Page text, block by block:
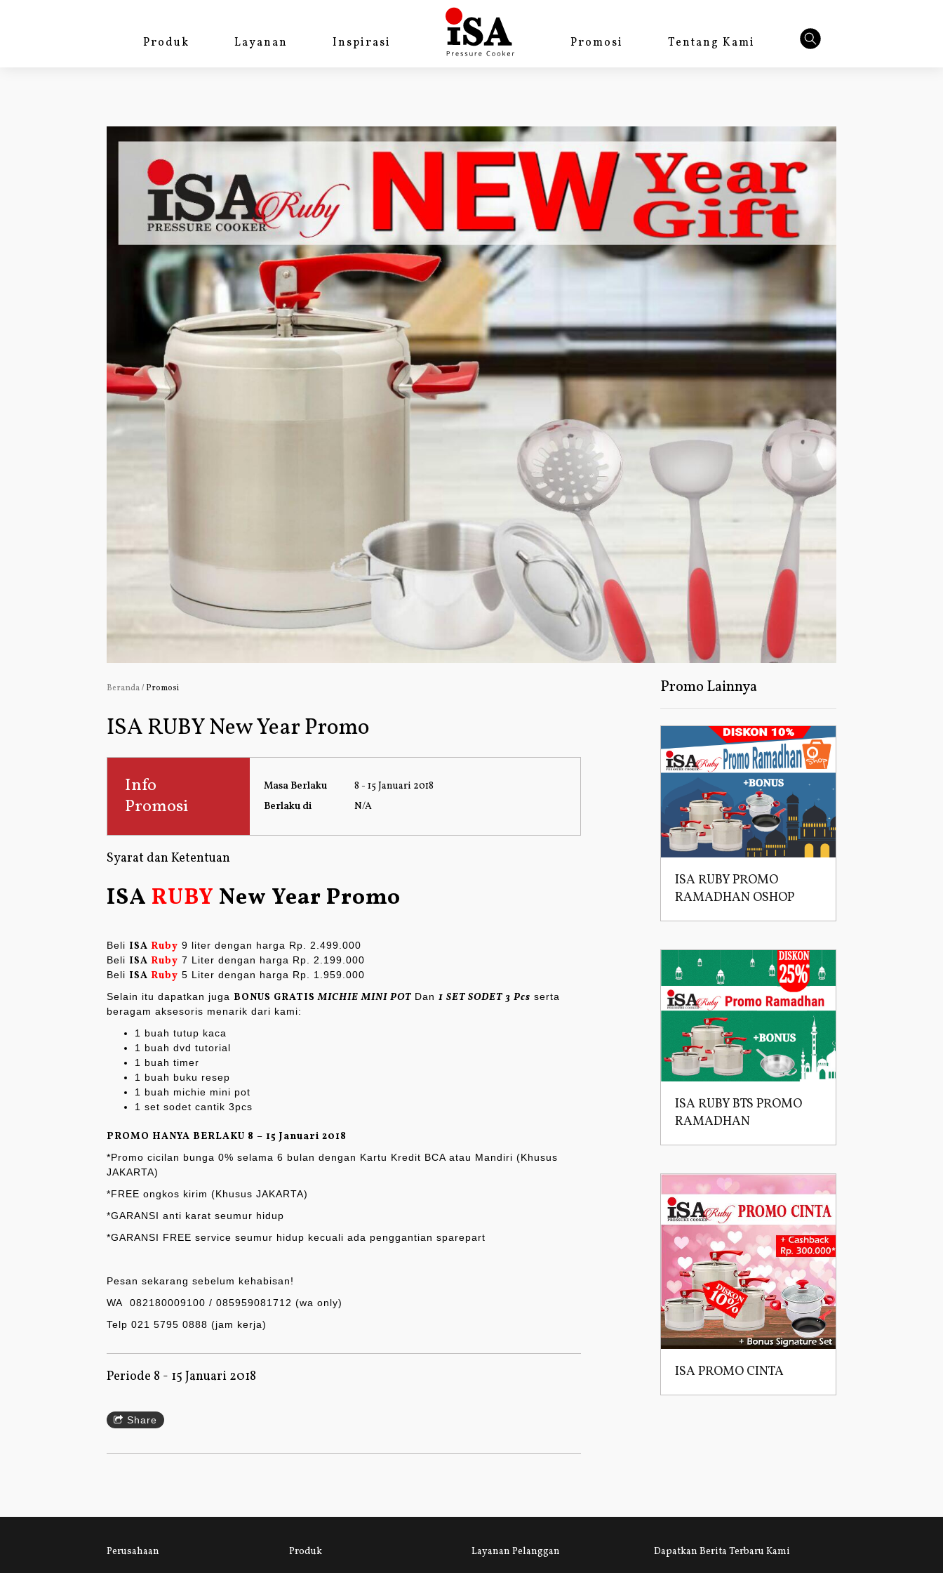
Produk Layanan Inspirasi Promosi Tentang Kami
Beranda / Promosi
ISA RUBY New Year Promo
Info
Promosi
Masa Berlaku
8 - 15 Januari 2018
Berlaku di
N/A
Syarat dan Ketentuan
ISA RUBY New Year Promo
Beli ISA Ruby 9 liter dengan harga Rp. 2.499.000
Beli ISA Ruby 7 Liter dengan harga Rp. 2.199.000
Beli ISA Ruby 5 Liter dengan harga Rp. 1.959.000
Selain itu dapatkan juga BONUS GRATISMICHIE MINI POT Dan 1 SET SODET 3 Pcs serta
beragam aksesoris menarik dari kami:
1 buah tutup kaca
1 buah dvd tutorial
1 buah timer
1 buah buku resep
1 buah michie mini pot
1 set sodet cantik 3pcs
PROMO HANYA BERLAKU 8 – 15 Januari 2018
*Promo cicilan bunga 0% selama 6 bulan dengan Kartu Kredit BCA atau Mandiri (Khusus
JAKARTA)
*FREE ongkos kirim (Khusus JAKARTA)
*GARANSI anti karat seumur hidup
*GARANSI FREE service seumur hidup kecuali ada penggantian sparepart
Pesan sekarang sebelum kehabisan!
WA 082180009100 / 085959081712 (wa only)
Telp 021 5795 0888 (jam kerja)
Periode 8 - 15 Januari 2018
Share
Promo Lainnya
ISA RUBY PROMO
RAMADHAN OSHOP
ISA RUBY BTS PROMO
RAMADHAN
ISA PROMO CINTA
Perusahaan Produk Layanan Pelanggan Dapatkan Berita Terbaru Kami